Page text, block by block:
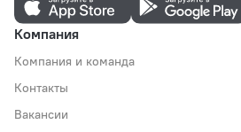
Компания
Компания и команда
Контакты
Вакансии